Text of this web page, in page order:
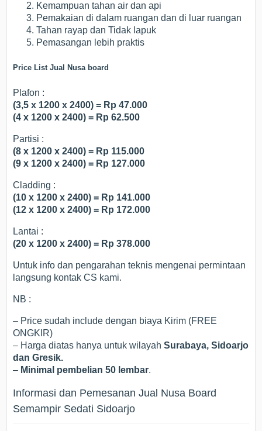
Kemampuan tahan air dan api
Pemakaian di dalam ruangan dan di luar ruangan
Tahan rayap dan Tidak lapuk
Pemasangan lebih praktis
Price List Jual Nusa board
Plafon :
(3,5 x 1200 x 2400) = Rp 47.000
(4 x 1200 x 2400) = Rp 62.500
Partisi :
(8 x 1200 x 2400) = Rp 115.000
(9 x 1200 x 2400) = Rp 127.000
Cladding :
(10 x 1200 x 2400) = Rp 141.000
(12 x 1200 x 2400) = Rp 172.000
Lantai :
(20 x 1200 x 2400) = Rp 378.000
Untuk info dan pengarahan teknis mengenai permintaan
langsung kontak CS kami.
NB :
– Price sudah include dengan biaya Kirim (FREE
ONGKIR)
– Harga diatas hanya untuk wilayahSurabaya, Sidoarjo
dan Gresik.
– Minimal pembelian 50 lembar.
Informasi dan Pemesanan Jual Nusa Board
Semampir Sedati Sidoarjo